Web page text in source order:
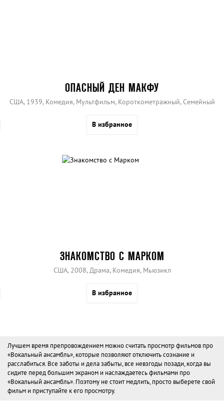
ОПАСНЫЙ ДЕН МАКФУ
США, 1939, Комедия, Мультфильм, Короткометражный, Семейный
В избранное
ЗНАКОМСТВО С МАРКОМ
США, 2008, Драма, Комедия, Мьюзикл
В избранное
Лучшем время препровождением можно считать просмотр фильмов про
«Вокальный ансамбль», которые позволяют отключить сознание и
расслабиться. Все заботы и дела забыты, все невзгоды позади, когда вы
сидите перед большим экраном и наслаждаетесь фильмами про
«Вокальный ансамбль». Поэтому не стоит медлить, просто выберете свой
фильм и приступайте к его просмотру.